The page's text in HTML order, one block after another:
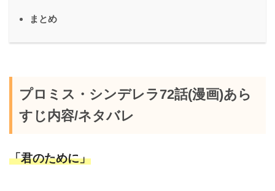
まとめ
プロミス・シンデレラ72話(漫画)あら
すじ内容/ネタバレ
「君のために」